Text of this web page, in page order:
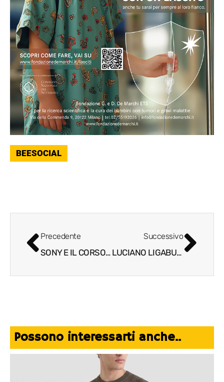
BEESOCIAL
Precedente
SONY E IL CORSO DI FASHION DESIGN DELL’ACCADEMIA DI BRERA INSIEME PER VALORIZZARE IL LEGAME TRA TECNOLOGIA E MODA
Successivo
LUCIANO LIGABUE INAUGURERÀ LA NUOVA ARENA MILANO A SANTA GIULIA
Possono interessarti anche..